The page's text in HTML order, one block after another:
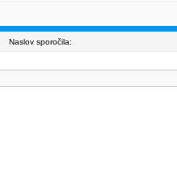
Naslov sporočila: